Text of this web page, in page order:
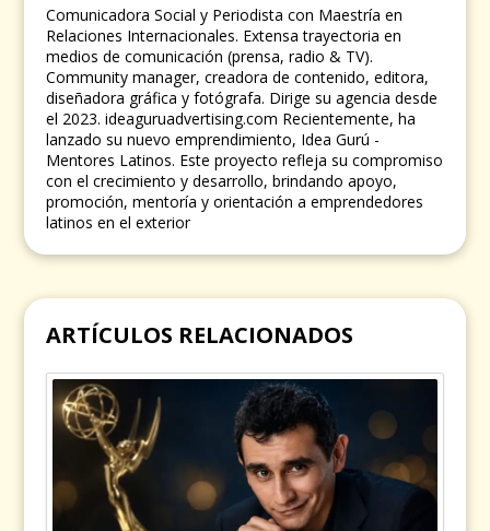
Comunicadora Social y Periodista con Maestría en
Relaciones Internacionales. Extensa trayectoria en
medios de comunicación (prensa, radio & TV).
Community manager, creadora de contenido, editora,
diseñadora gráfica y fotógrafa. Dirige su agencia desde
el 2023. ideaguruadvertising.com Recientemente, ha
lanzado su nuevo emprendimiento, Idea Gurú -
Mentores Latinos. Este proyecto refleja su compromiso
con el crecimiento y desarrollo, brindando apoyo,
promoción, mentoría y orientación a emprendedores
latinos en el exterior
ARTÍCULOS RELACIONADOS